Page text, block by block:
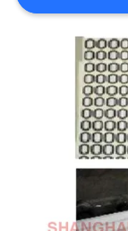
NOTICIAS
CASOS